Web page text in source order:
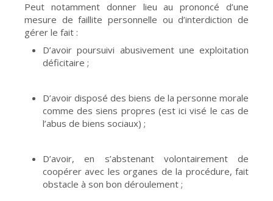
Peut notamment donner lieu au prononcé d’une
mesure de faillite personnelle ou d’interdiction de
gérer le fait :
D’avoir poursuivi abusivement une exploitation
déficitaire ;
D’avoir disposé des biens de la personne morale
comme des siens propres (est ici visé le cas de
l’abus de biens sociaux) ;
D’avoir, en s’abstenant volontairement de
coopérer avec les organes de la procédure, fait
obstacle à son bon déroulement ;